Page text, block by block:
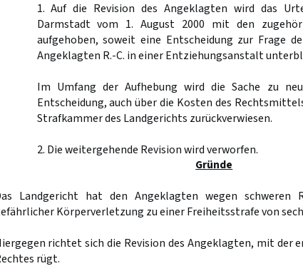
1. Auf die Revision des Angeklagten wird das
Darmstadt vom 1. August 2000 mit den
aufgehoben, soweit eine Entscheidung zur Frage
Angeklagten R.-C. in einer Entziehungsanstalt
Im Umfang der Aufhebung wird die Sache zu
Entscheidung, auch über die Kosten des
Strafkammer des Landgerichts zurückverwiesen.
2. Die weitergehende Revision wird verworfen.
Gründe
Landgericht hat den Angeklagten wegen
Körperverletzung zu einer Freiheitsstrafe von
richtet sich die Revision des Angeklagten, mit der
rügt.